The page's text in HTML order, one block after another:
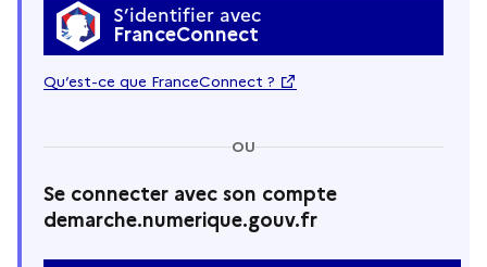
S’identifier avec
FranceConnect
Qu’est-ce que FranceConnect ?
OU
Se connecter avec son compte
demarche.numerique.gouv.fr